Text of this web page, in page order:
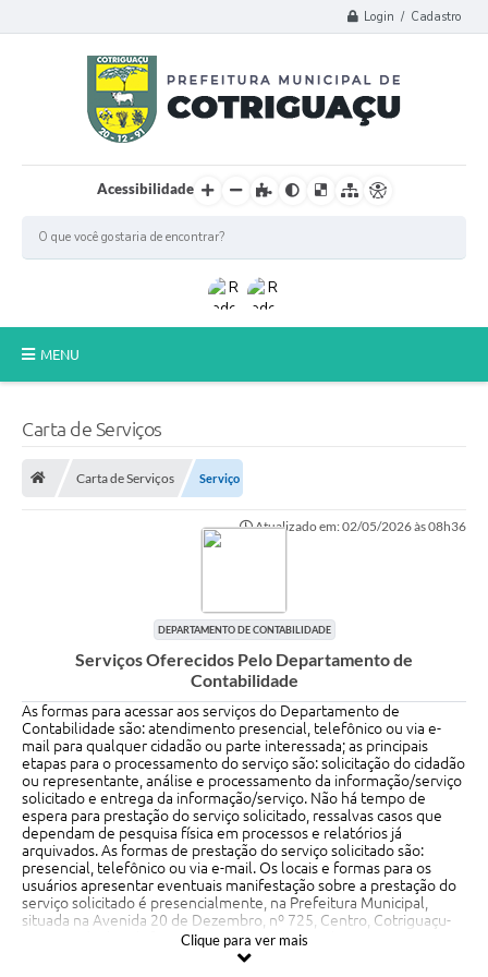
Login / Cadastro
Acessibilidade
MENU
A Prefeitura
Secretarias
Imprensa
Galeria de Fotos
Contratos
Ouvidoria
Audiências Públicas
Arquivos para Download
Carta de Serviços
Carta de Serviços Serviço
Atualizado em: 02/05/2026 às 08h36
DEPARTAMENTO DE CONTABILIDADE
Serviços Oferecidos Pelo Departamento de
Contabilidade
As formas para acessar aos serviços do Departamento de
Contabilidade são: atendimento presencial, telefônico ou via e-
mail para qualquer cidadão ou parte interessada; as principais
etapas para o processamento do serviço são: solicitação do cidadão
ou representante, análise e processamento da informação/serviço
solicitado e entrega da informação/serviço. Não há tempo de
espera para prestação do serviço solicitado, ressalvas casos que
dependam de pesquisa física em processos e relatórios já
arquivados. As formas de prestação do serviço solicitado são:
presencial, telefônico ou via e-mail. Os locais e formas para os
usuários apresentar eventuais manifestação sobre a prestação do
serviço solicitado é presencialmente, na Prefeitura Municipal,
situada na Avenida 20 de Dezembro, nº 725, Centro, Cotriguaçu-
MT, através do telefone (66) 3555-1224, e-mail
contabilidade@cotriguacu.mt.gov.br ou ainda, diretamente com a
Clique para ver mais